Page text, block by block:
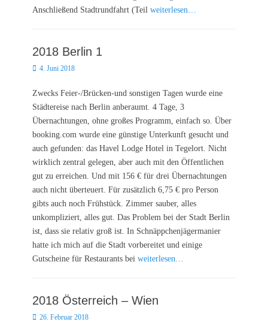
Anschließend Stadtrundfahrt (Teil weiterlesen…
2018 Berlin 1
Posted
4. Juni 2018
Zwecks Feier-/Brücken-und sonstigen Tagen wurde eine
Städtereise nach Berlin anberaumt. 4 Tage, 3
Übernachtungen, ohne großes Programm, einfach so. Über
booking.com wurde eine günstige Unterkunft gesucht und
auch gefunden: das Havel Lodge Hotel in Tegelort. Nicht
wirklich zentral gelegen, aber auch mit den Öffentlichen
gut zu erreichen. Und mit 156 € für drei Übernachtungen
auch nicht überteuert. Für zusätzlich 6,75 € pro Person
gibts auch noch Frühstück. Zimmer sauber, alles
unkompliziert, alles gut. Das Problem bei der Stadt Berlin
ist, dass sie relativ groß ist. In Schnäppchenjägermanier
hatte ich mich auf die Stadt vorbereitet und einige
Gutscheine für Restaurants bei weiterlesen…
2018 Österreich – Wien
Posted
26. Februar 2018